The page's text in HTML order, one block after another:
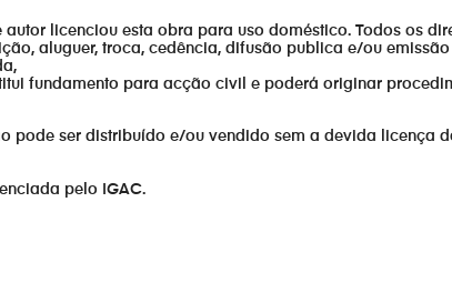
licenciou esta obra para uso doméstico. Todos os
aluguer, troca, cedência, difusão publica e/ou
fundamento para acção civil e poderá originar
pode ser distribuído e/ou vendido sem a devida licença
pelo IGAC.